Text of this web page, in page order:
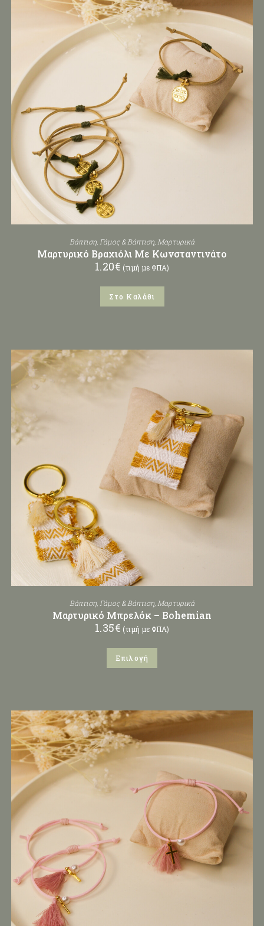
Βάπτιση,Γάμος & Βάπτιση,Μαρτυρικά
Μαρτυρικό Βραχιόλι Με Κωνσταντινάτο
1.20€ (τιμή με ΦΠΑ)
Στο Καλάθι
Βάπτιση Γάμος & Βάπτιση Μαρτυρικά
Μαρτυρικό Μπρελόκ – Bohemian
1.35€ (τιμή με ΦΠΑ)
Επιλογή